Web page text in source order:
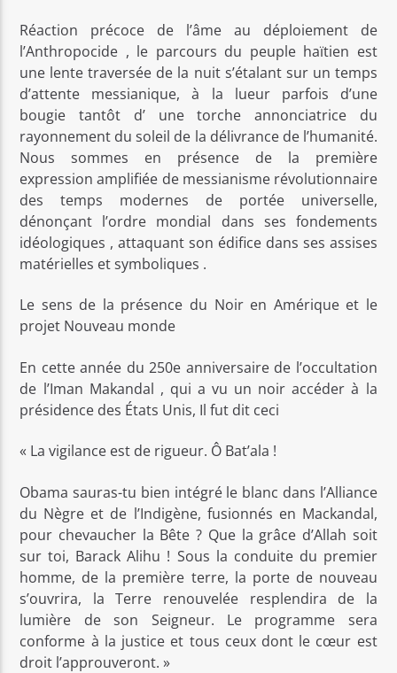
Réaction précoce de l’âme au déploiement de
l’Anthropocide , le parcours du peuple haïtien est
une lente traversée de la nuit s’étalant sur un temps
d’attente messianique, à la lueur parfois d’une
bougie tantôt d’ une torche annonciatrice du
rayonnement du soleil de la délivrance de l’humanité.
Nous sommes en présence de la première
expression amplifiée de messianisme révolutionnaire
des temps modernes de portée universelle,
dénonçant l’ordre mondial dans ses fondements
idéologiques , attaquant son édifice dans ses assises
matérielles et symboliques .
Le sens de la présence du Noir en Amérique et le
projet Nouveau monde
En cette année du 250e anniversaire de l’occultation
de l’Iman Makandal , qui a vu un noir accéder à la
présidence des États Unis, Il fut dit ceci
« La vigilance est de rigueur. Ô Bat’ala !
Obama sauras-tu bien intégré le blanc dans l’Alliance
du Nègre et de l’Indigène, fusionnés en Mackandal,
pour chevaucher la Bête ? Que la grâce d’Allah soit
sur toi, Barack Alihu ! Sous la conduite du premier
homme, de la première terre, la porte de nouveau
s’ouvrira, la Terre renouvelée resplendira de la
lumière de son Seigneur. Le programme sera
conforme à la justice et tous ceux dont le cœur est
droit l’approuveront. »